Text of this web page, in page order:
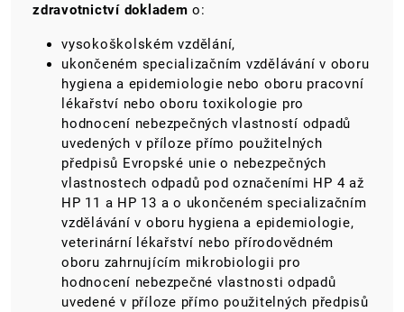
zdravotnictví dokladem o:
vysokoškolském vzdělání,
ukončeném specializačním vzdělávání v oboru
hygiena a epidemiologie nebo oboru pracovní
lékařství nebo oboru toxikologie pro
hodnocení nebezpečných vlastností odpadů
uvedených v příloze přímo použitelných
předpisů Evropské unie o nebezpečných
vlastnostech odpadů pod označeními HP 4 až
HP 11 a HP 13 a o ukončeném specializačním
vzdělávání v oboru hygiena a epidemiologie,
veterinární lékařství nebo přírodovědném
oboru zahrnujícím mikrobiologii pro
hodnocení nebezpečné vlastnosti odpadů
uvedené v příloze přímo použitelných předpisů